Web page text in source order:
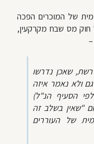
של המוכרים הפכה
לפי סעיף 78(ד)של חוק מס שבח מקרקעין,
שאכן נדרשו
ולא נאמר איזה
הסעיף הנ"ל)
"שאין בשלב זה
של העוררים